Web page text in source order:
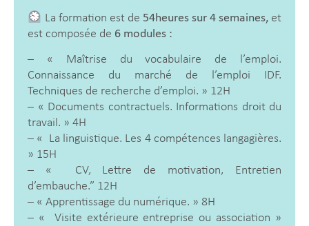
La formation est de 54heures sur 4 semaines,et
est composée de 6 modules :
– « Maîtrise du vocabulaire de l’emploi.
Connaissance du marché de l’emploi IDF.
Techniques de recherche d’emploi. » 12H
– « Documents contractuels. Informations droit du
travail. » 4H
– « La linguistique. Les 4 compétences langagières.
» 15H
– « CV, Lettre de motivation, Entretien
d’embauche.” 12H
– « Apprentissage du numérique. » 8H
– « Visite extérieure entreprise ou association »